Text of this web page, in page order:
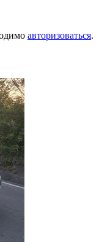
авторизоваться.